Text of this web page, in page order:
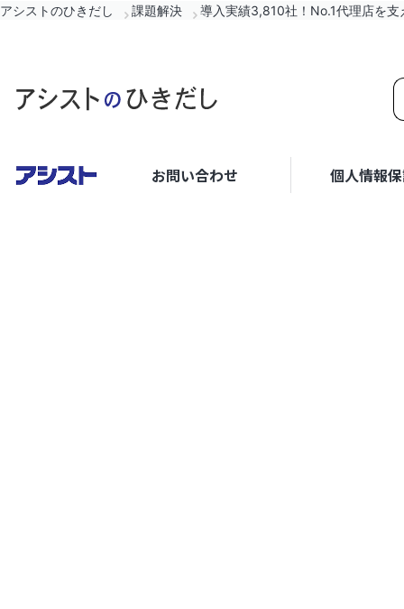
アシストのひきだし 課題解決 導入実績3,810社！No.1代理店を
お問い合わせ 個人情報